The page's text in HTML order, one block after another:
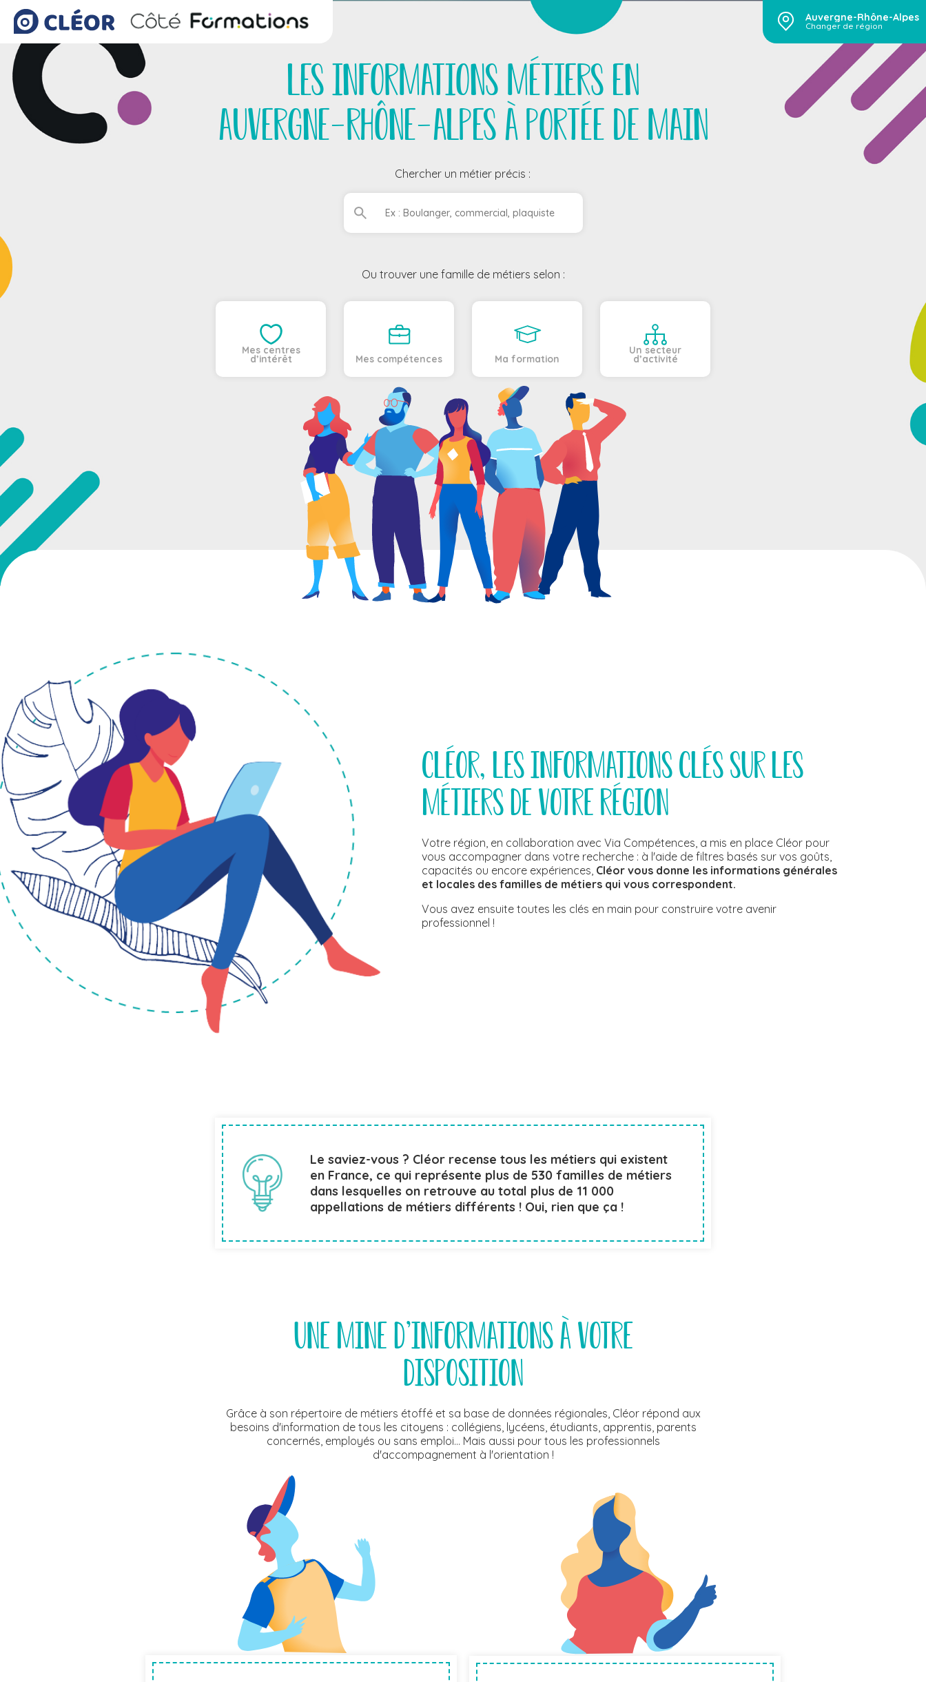
Auvergne-Rhône-Alpes
Changer de région
Les informations métiers en
Auvergne-Rhône-Alpes à portée de main
Chercher un métier précis :
Ou trouver une famille de métiers selon :
Mes centres
d’intérêt Mes compétences Ma formation
Un secteur
d’activité
Cléor, les informations clés sur les
métiers de votre région
Votre région, en collaboration avec Via Compétences, a mis en place Cléor pour
vous accompagner dans votre recherche : à l'aide de filtres basés sur vos goûts,
capacités ou encore expériences, Cléor vous donne les informations générales
et locales des familles de métiers qui vous correspondent.
Vous avez ensuite toutes les clés en main pour construire votre avenir
professionnel !
Le saviez-vous ? Cléor recense tous les métiers qui existent
en France, ce qui représente plus de 530 familles de métiers
dans lesquelles on retrouve au total plus de 11 000
appellations de métiers différents ! Oui, rien que ça !
Une mine d'informations à votre
disposition
Grâce à son répertoire de métiers étoffé et sa base de données régionales, Cléor répond aux
besoins d'information de tous les citoyens : collégiens, lycéens, étudiants, apprentis, parents
concernés, employés ou sans emploi… Mais aussi pour tous les professionnels
d'accompagnement à l'orientation !